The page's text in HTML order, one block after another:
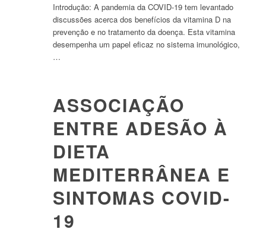
Introdução: A pandemia da COVID-19 tem levantado
discussões acerca dos benefícios da vitamina D na
prevenção e no tratamento da doença. Esta vitamina
desempenha um papel eficaz no sistema imunológico,
…
ASSOCIAÇÃO
ENTRE ADESÃO À
DIETA
MEDITERRÂNEA E
SINTOMAS COVID-
19